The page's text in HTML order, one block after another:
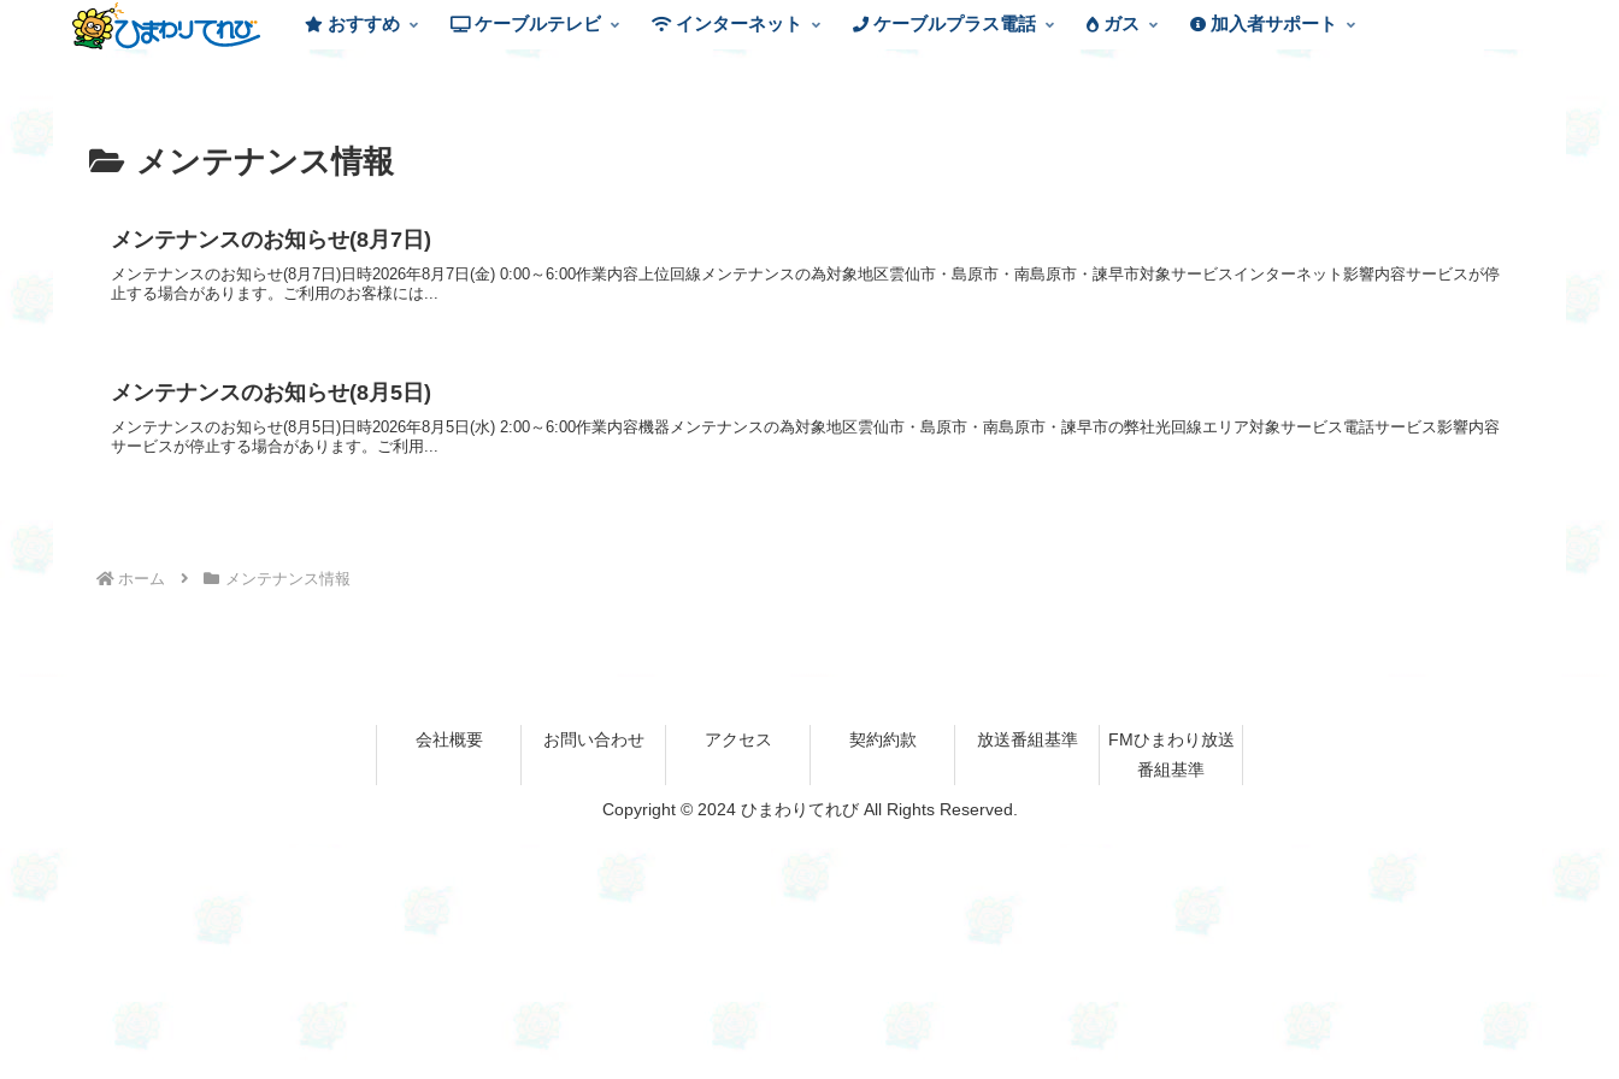
おすすめ ケーブルテレビ インターネット ケーブルプラス電話 ガス 加入者サポート
メンテナンス情報
メンテナンスのお知らせ(8月7日)
メンテナンスのお知らせ(8月7日)日時2026年8月7日(金) 0:00～6:00作業内容上位回線メンテナンスの為対象地区雲仙市・島原市・南島原市・諫早市対象サービスインターネット影響内容サービスが停
止する場合があります。ご利用のお客様には...
メンテナンスのお知らせ(8月5日)
メンテナンスのお知らせ(8月5日)日時2026年8月5日(水) 2:00～6:00作業内容機器メンテナンスの為対象地区雲仙市・島原市・南島原市・諫早市の弊社光回線エリア対象サービス電話サービス影響内容
サービスが停止する場合があります。ご利用...
ホーム メンテナンス情報
会社概要 お問い合わせ アクセス 契約約款 放送番組基準
FMひまわり放送
番組基準
Copyright © 2024 ひまわりてれび All Rights Reserved.